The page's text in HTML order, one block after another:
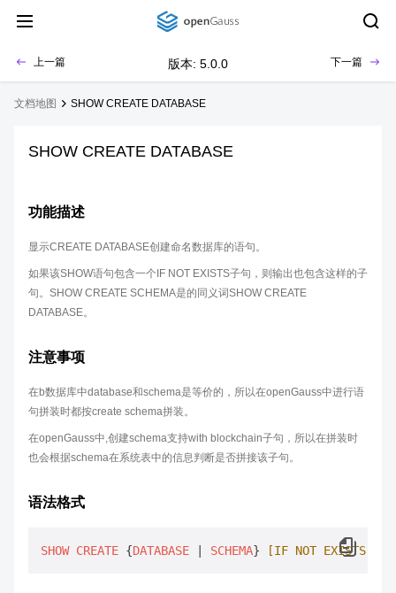
上一篇 版本: 5.0.0 下一篇
文档地图 SHOW CREATE DATABASE
SHOW CREATE DATABASE
功能描述
显示CREATE DATABASE创建命名数据库的语句。
如果该SHOW语句包含一个IF NOT EXISTS子句，则输出也包含这样的子
句。SHOW CREATE SCHEMA是的同义词SHOW CREATE
DATABASE。
注意事项
在b数据库中database和schema是等价的，所以在openGauss中进行语
句拼装时都按create schema拼装。
在openGauss中,创建schema支持with blockchain子句，所以在拼装时
也会根据schema在系统表中的信息判断是否拼接该子句。
语法格式
SHOW CREATE {DATABASE SCHEMA} [IF NOT EXISTS]